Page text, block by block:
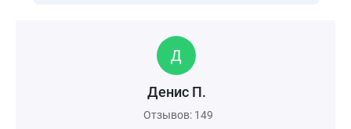
Денис П.
Отзывов: 149